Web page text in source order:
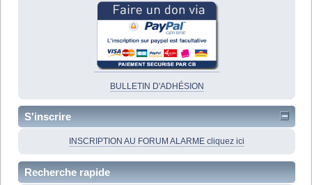
BULLETIN D'ADHÉSION
S'inscrire
INSCRIPTION AU FORUM ALARME cliquez ici
Recherche rapide